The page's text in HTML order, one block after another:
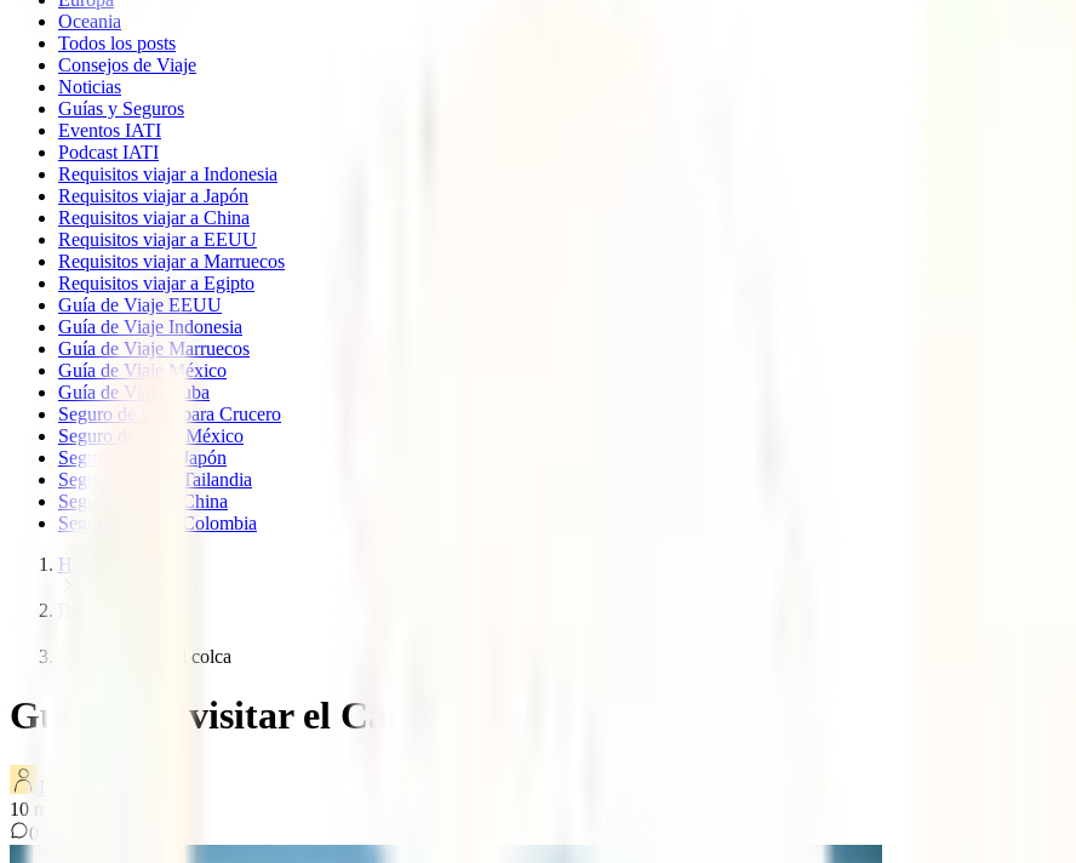
Oceania
Todos los posts
Consejos de Viaje
Noticias
Guías y Seguros
Eventos IATI
Podcast IATI
Requisitos viajar a Indonesia
Requisitos viajar a Japón
Requisitos viajar a China
Requisitos viajar a EEUU
Requisitos viajar a Marruecos
Requisitos viajar a Egipto
Guía de Viaje EEUU
Guía de Viaje Indonesia
Guía de Viaje Marruecos
Guía de Viaje México
Guía de Viaje Cuba
Seguro de viaje para Crucero
Seguro de Viaje México
Seguro de viaje Japón
Seguro de viaje Tailandia
Seguro de viaje China
Seguro de viaje Colombia
Home
Visitar canon del colca
Guía para visitar el Cañón del Colca por libre
10 minutos de lectura
0